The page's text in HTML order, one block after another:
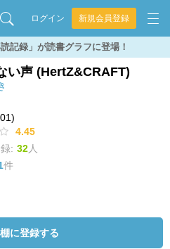
ログイン 新規会員登録
記録」が読書グラフに登場！
い声 (HertZ&CRAFT)
4.45
: 32人
件
に登録する